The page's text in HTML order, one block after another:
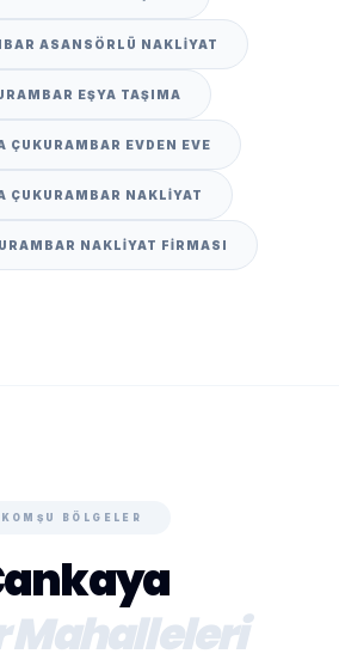
ASANSÖRLÜ NAKLIYAT
EŞYA TAŞIMA
ÇUKURAMBAR EVDEN EVE
ÇUKURAMBAR NAKLIYAT
NAKLIYAT FIRMASI
KOMŞU BÖLGELER
Mahalleleri